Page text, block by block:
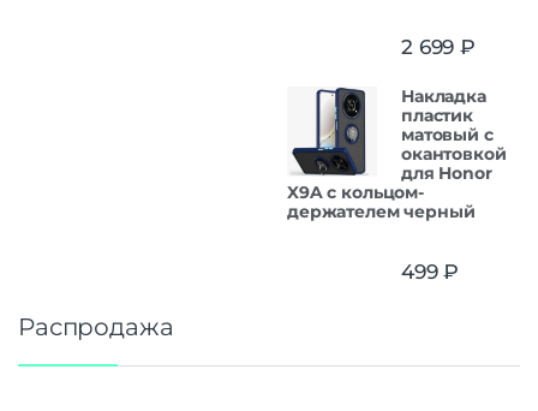
2 699 ₽
Накладка
пластик
матовый с
окантовкой
для Honor
X9A с кольцом-
держателем черный
499₽
Распродажа